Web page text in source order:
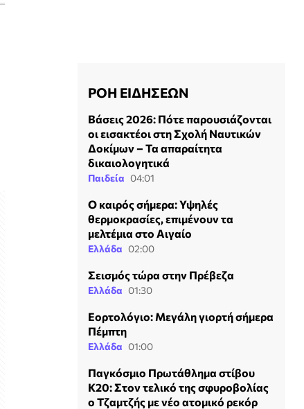
ΡΟΗ ΕΙΔΗΣΕΩΝ
Βάσεις 2026: Πότε παρουσιάζονται
οι εισακτέοι στη Σχολή Ναυτικών
Δοκίμων – Τα απαραίτητα
δικαιολογητικά
Παιδεία 04:01
Ο καιρός σήμερα: Υψηλές
θερμοκρασίες, επιμένουν τα
μελτέμια στο Αιγαίο
Ελλάδα 02:00
Σεισμός τώρα στην Πρέβεζα
Ελλάδα 01:30
Εορτολόγιο: Μεγάλη γιορτή σήμερα
Πέμπτη
Ελλάδα 01:00
Παγκόσμιο Πρωτάθλημα στίβου
Κ20: Στον τελικό της σφυροβολίας
ο Τζαμτζής με νέο ατομικό ρεκόρ